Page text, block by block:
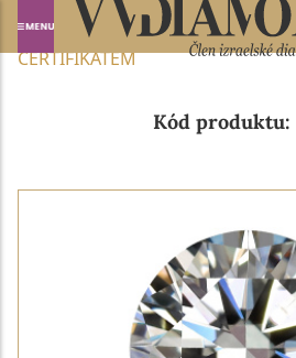
Domů NABÍDKA DIAMANTŮ
CERTIFIKÁTEM
Kód produktu: